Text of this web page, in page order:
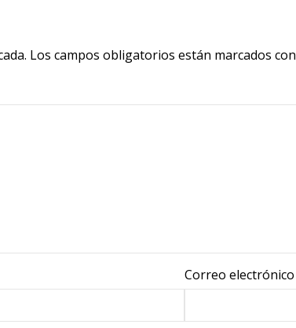
Los campos obligatorios están marcados con
Correo electrónico